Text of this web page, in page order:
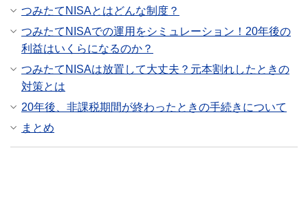
つみたてNISAとはどんな制度？
つみたてNISAでの運用をシミュレーション！20年後の
利益はいくらになるのか？
つみたてNISAは放置して大丈夫？元本割れしたときの
対策とは
20年後、非課税期間が終わったときの手続きについて
まとめ